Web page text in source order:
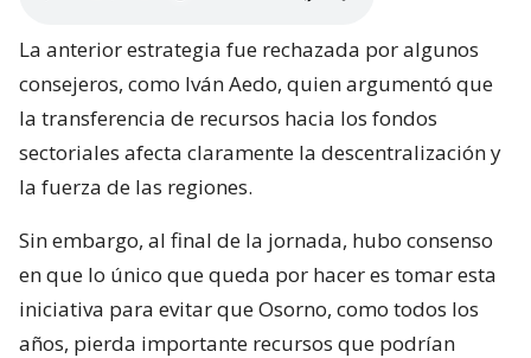
La anterior estrategia fue rechazada por algunos
consejeros, como Iván Aedo, quien argumentó que
la transferencia de recursos hacia los fondos
sectoriales afecta claramente la descentralización y
la fuerza de las regiones.
Sin embargo, al final de la jornada, hubo consenso
en que lo único que queda por hacer es tomar esta
iniciativa para evitar que Osorno, como todos los
años, pierda importante recursos que podrían